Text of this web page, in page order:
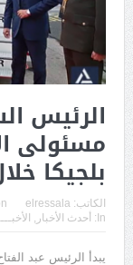
الرئيس
مسئولى
بلجيكا
الكاتب: elressala
In:
أحدث الأخبار
يبدأ الرئيس عبد